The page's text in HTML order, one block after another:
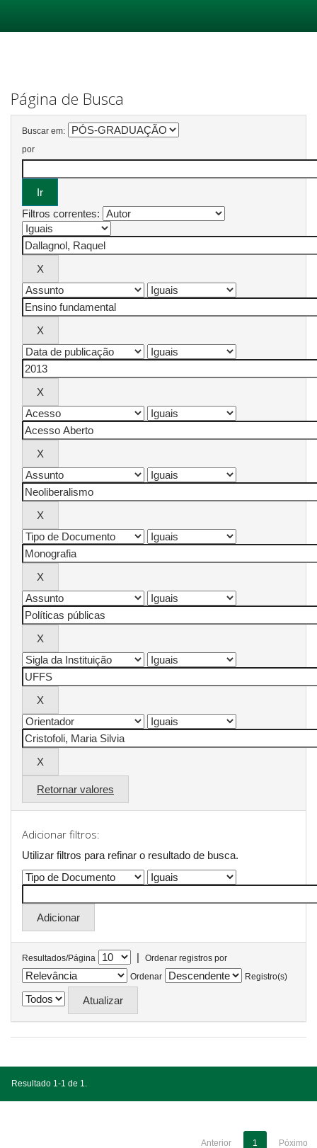
Página de Busca
Buscar em:
por
Filtros correntes:
Retornar valores
Adicionar filtros:
Utilizar filtros para refinar o resultado de busca.
Resultados/Página |
Ordenar registros por
Ordenar
Registro(s)
Resultado 1-1 de 1.
Anterior 1 Póximo